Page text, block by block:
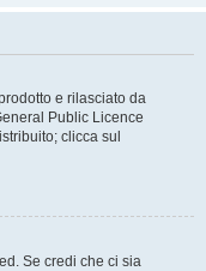
e rilasciato da
Public Licence
clicca sul
Se credi che ci sia